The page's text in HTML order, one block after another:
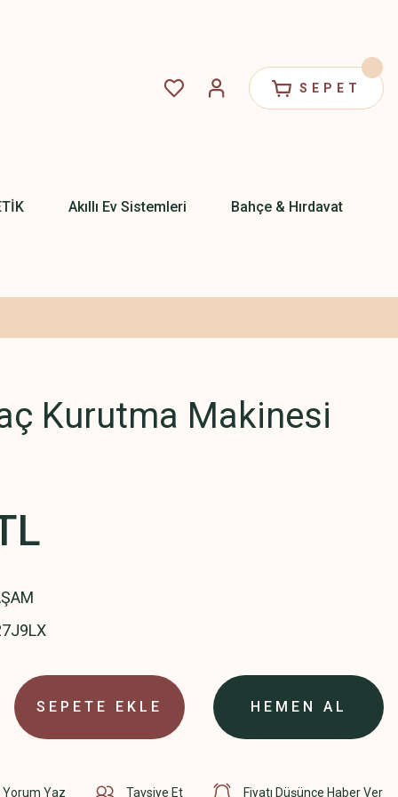
SEPET
Akıllı Ev Sistemleri Bahçe & Hırdavat
Kurutma Makinesi
SEPETE EKLE HEMEN AL
Yorum Yaz Tavsiye Et Fiyatı Düşünce Haber Ver